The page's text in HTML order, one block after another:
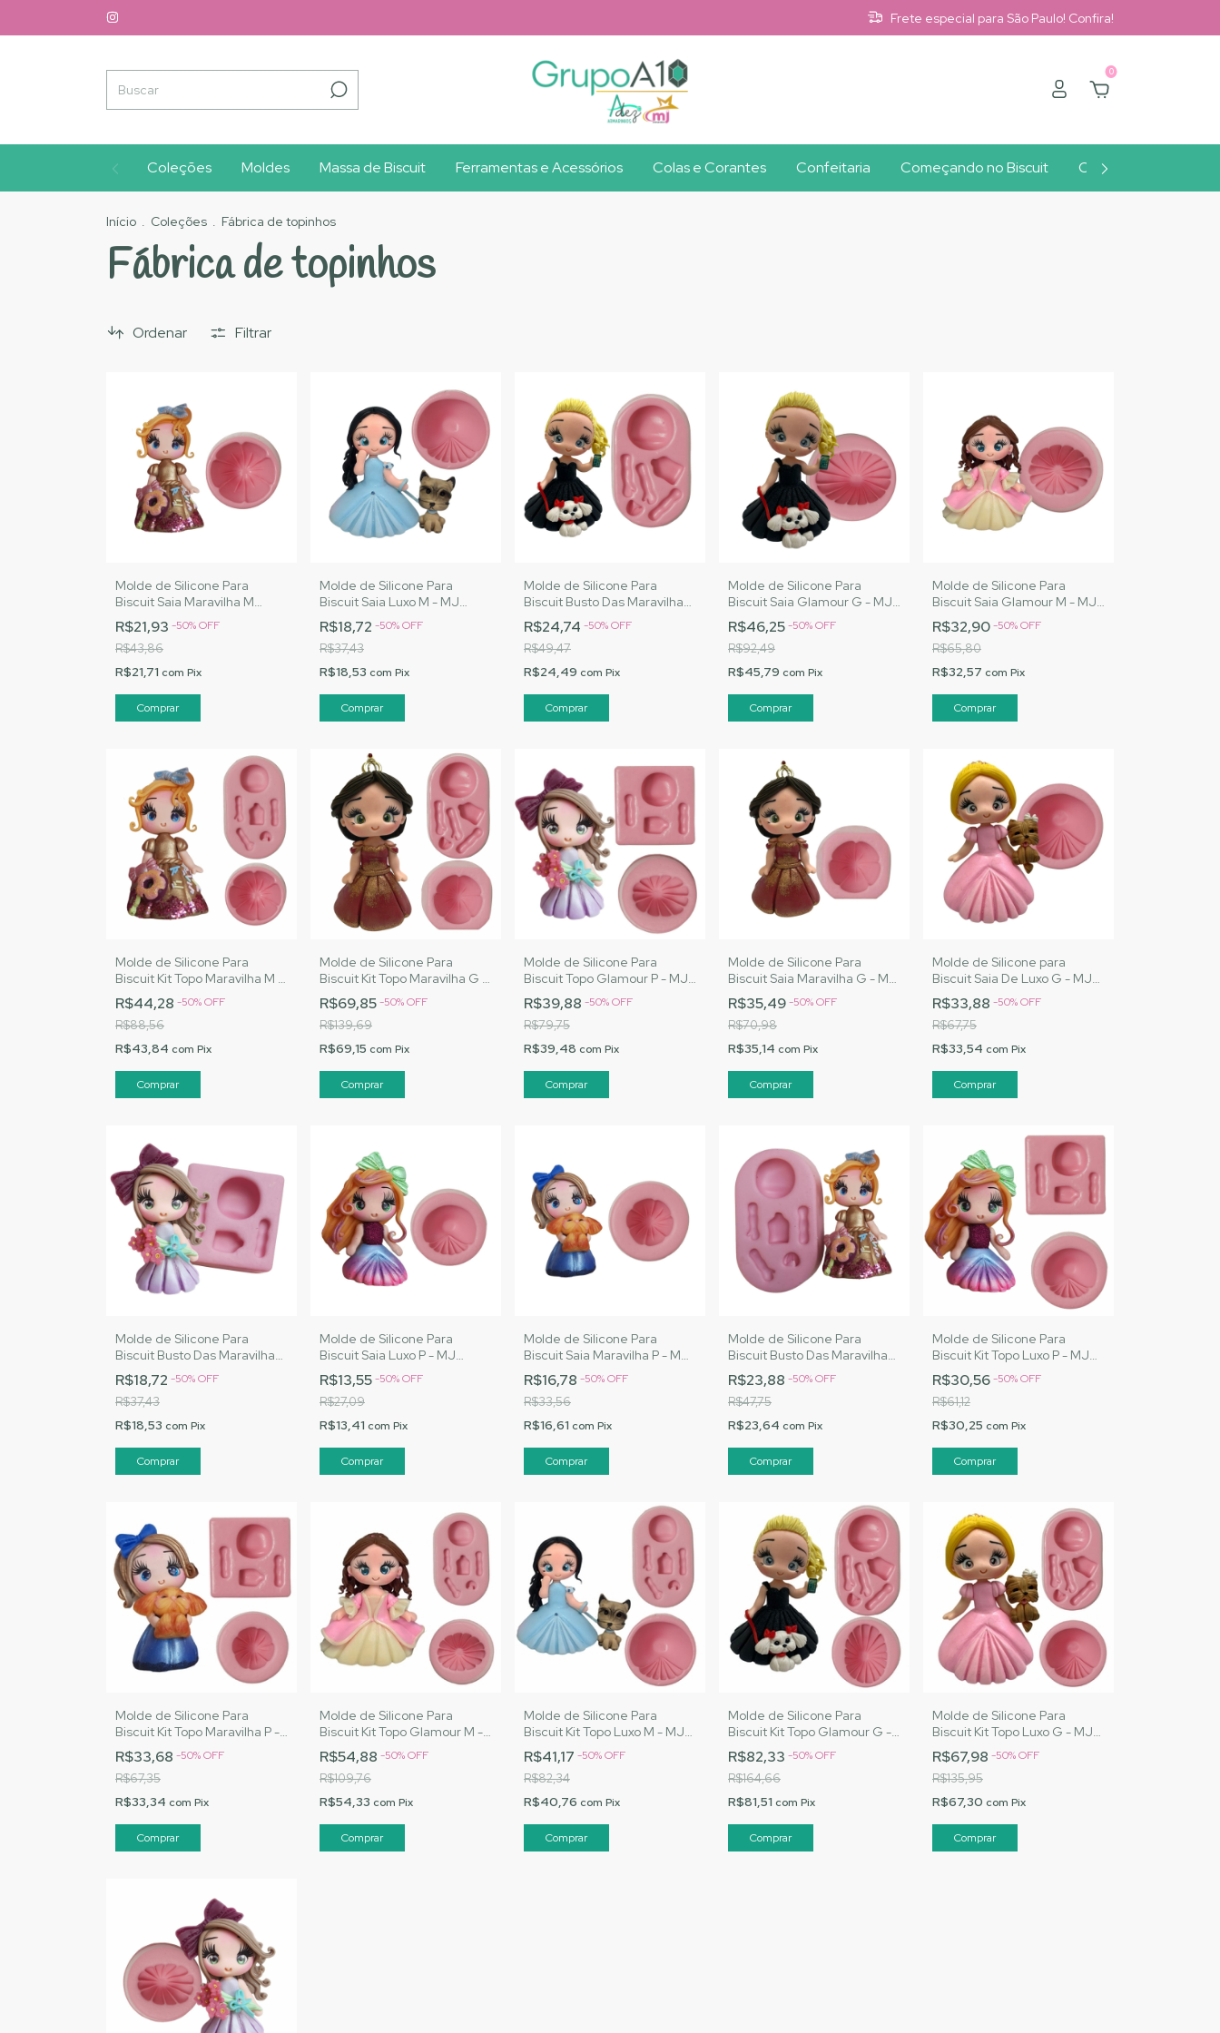
Frete especial para São Paulo! Confira!
0
Coleções Moldes Massa de Biscuit Ferramentas e Acessórios Colas e Corantes Confeitaria Começando no Biscuit Clube A10
Início . Coleções . Fábrica de topinhos
Fábrica de topinhos
Ordenar Filtrar
Molde de Silicone Para
Biscuit Saia Maravilha M
|Cód. 1545
R$21,93 -50%OFF
R$43,86
R$21,71 com Pix
Molde de Silicone Para
Biscuit Saia Luxo M - MJ
Artesanatos |Cód. 1559
R$18,72 -50%OFF
R$37,43
R$18,53 com Pix
Molde de Silicone Para
Biscuit Busto Das Maravilhas
G - MJ Artesanatos |Cód.
1552
R$24,74 -50%OFF
R$49,47
R$24,49 com Pix
Molde de Silicone Para
Biscuit Saia Glamour G - MJ
Artesanatos |Cód. 1546
R$46,25-50%OFF
R$92,49
R$45,79 com Pix
Molde de Silicone Para
Biscuit Saia Glamour M - MJ
Artesanatos |Cód. 1544
R$32,90-50%OFF
R$65,80
R$32,57 com Pix
Molde de Silicone Para
Biscuit Kit Topo Maravilha M -
MJ Artesanatos |Cód. 1561
R$44,28 -50%OFF
R$88,56
R$43,84 com Pix
Molde de Silicone Para
Biscuit Kit Topo Maravilha G -
MJ Artesanatos |Cód. 1557
R$69,85-50%OFF
R$139,69
R$69,15 com Pix
Molde de Silicone Para
Biscuit Topo Glamour P - MJ
Artesanatos |Cód.1565
R$39,88 -50%OFF
R$79,75
R$39,48 com Pix
Molde de Silicone Para
Biscuit Saia Maravilha G - MJ
Artesanatos |Cód.1550
R$35,49-50%OFF
R$70,98
R$35,14 com Pix
Molde de Silicone para
Biscuit Saia De Luxo G - MJ
Artesanatos |Cód.1548
R$33,88 -50%OFF
R$67,75
R$33,54 com Pix
Molde de Silicone Para
Biscuit Busto Das Maravilhas
P - MJ Artesanatos |Cód.
1555
R$18,72 -50%OFF
R$37,43
R$18,53 com Pix
Molde de Silicone Para
Biscuit Saia Luxo P - MJ
Artesanatos |Cód. 1554
R$13,55-50%OFF
R$27,09
R$13,41 com Pix
Molde de Silicone Para
Biscuit Saia Maravilha P - MJ
Artesanatos |Cód. 1553
R$16,78 -50%OFF
R$33,56
R$16,61 com Pix
Molde de Silicone Para
Biscuit Busto Das Maravilhas
M - MJ Artesanatos |Cód.
1551
R$23,88 -50%OFF
R$47,75
R$23,64 com Pix
Molde de Silicone Para
Biscuit Kit Topo Luxo P - MJ
Artesanatos |Cód. 1563
R$30,56-50%OFF
R$61,12
R$30,25 com Pix
Molde de Silicone Para
Biscuit Kit Topo Maravilha P -
MJ Artesanatos |Cód. 1564
R$33,68 -50%OFF
R$67,35
R$33,34 com Pix
Molde de Silicone Para
Biscuit Kit Topo Glamour M -
MJ Artesanatos Cód. 1562
R$54,88 -50%OFF
R$109,76
R$54,33 com Pix
Molde de Silicone Para
Biscuit Kit Topo Luxo M - MJ
Artesanatos |Cód. 1560
R$41,17 -50%OFF
R$82,34
R$40,76 com Pix
Molde de Silicone Para
Biscuit Kit Topo Glamour G -
MJ Artesanatos |Cód. 1558
R$82,33 -50%OFF
R$164,66
R$81,51 com Pix
Molde de Silicone Para
Biscuit Kit Topo Luxo G - MJ
Artesanatos |Cód. 1556
R$67,98 -50%OFF
R$135,95
R$67,30 com Pix